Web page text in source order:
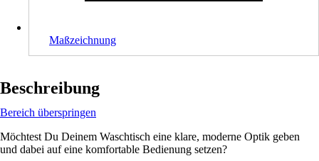
Maßzeichnung
Beschreibung
Bereich überspringen
Möchtest Du Deinem Waschtisch eine klare, moderne Optik geben
und dabei auf eine komfortable Bedienung setzen?